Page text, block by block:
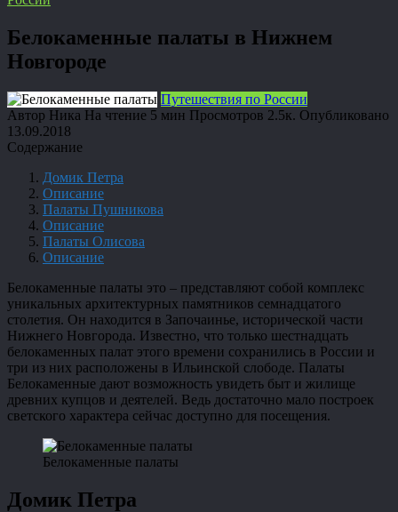
Белокаменные палаты в Нижнем
Новгороде
Путешествия по России
Автор Ника На чтение 5 мин Просмотров 2.5к. Опубликовано
13.09.2018
Содержание
Домик Петра
Описание
Палаты Пушникова
Описание
Палаты Олисова
Описание
Белокаменные палаты это – представляют собой комплекс
уникальных архитектурных памятников семнадцатого
столетия. Он находится в Започаинье, исторической части
Нижнего Новгорода. Известно, что только шестнадцать
белокаменных палат этого времени сохранились в России и
три из них расположены в Ильинской слободе. Палаты
Белокаменные дают возможность увидеть быт и жилище
древних купцов и деятелей. Ведь достаточно мало построек
светского характера сейчас доступно для посещения.
Белокаменные палаты
Домик Петра